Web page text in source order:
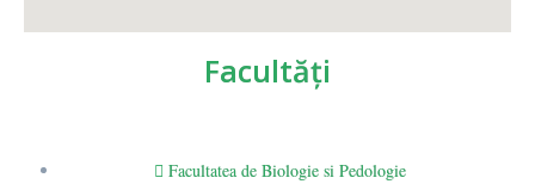
Facultăţi
Facultatea de Biologie si Pedologie